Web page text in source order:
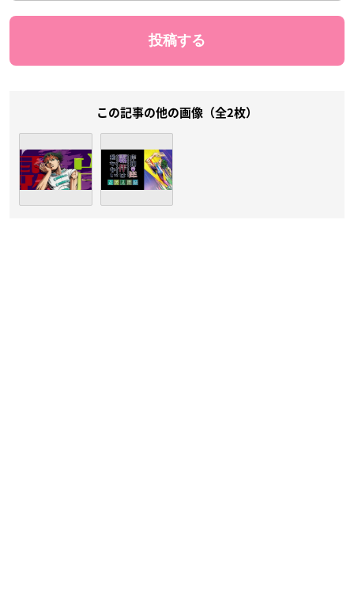
この記事の他の画像（全2枚）